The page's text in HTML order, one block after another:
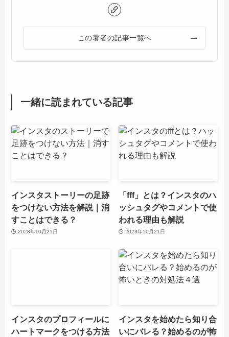
この著者の記事一覧へ
一緒に読まれている記事
インスタストーリーの足跡
をつけない方法を解説｜消
すことはできる？
2023年10月21日
「fff」とは？インスタのハ
ッシュタグやコメントで使
われる理由も解説
2023年10月21日
インスタのプロフィールに
ハートマークをつける方法
インスタを始めたら知り合
いにバレる？始めるのが怖